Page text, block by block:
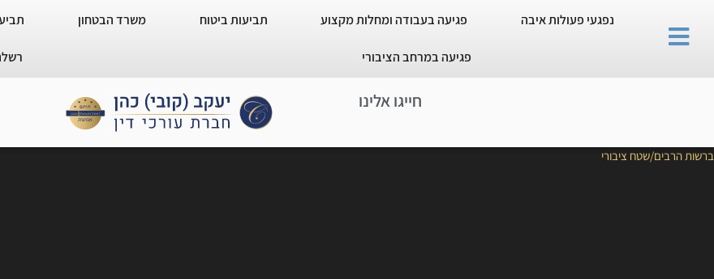
נפגעי פעולות איבה פגיעה בעבודה ומחלות מקצוע תביעות ביטוח משרד הבטחון
פגיעה במרחב הציבורי
חייגו אלינו
ברשות הרבים/שטח ציבורי